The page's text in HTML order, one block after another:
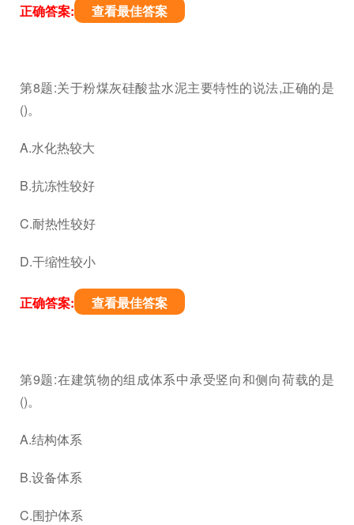
正确答案: 查看最佳答案
第8题:关于粉煤灰硅酸盐水泥主要特性的说法,正确的是
()。
A.水化热较大
B.抗冻性较好
C.耐热性较好
D.干缩性较小
正确答案: 查看最佳答案
第9题:在建筑物的组成体系中承受竖向和侧向荷载的是
()。
A.结构体系
B.设备体系
C.围护体系